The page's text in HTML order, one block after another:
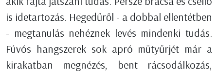
is idetartozás. Hegedűről - a dobbal ellentétben
- megtanulás nehéznek levés mindenki tudás.
Fúvós hangszerek sok apró mütyűrjét már a
kirakatban megnézés, bent rácsodálkozás,